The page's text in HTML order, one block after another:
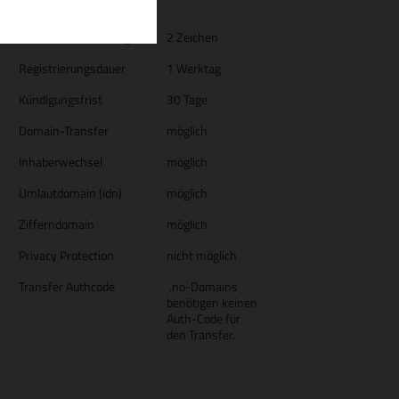
2 Zeichen
Registrierungsdauer
1 Werktag
Kündigungsfrist
30 Tage
Domain-Transfer
möglich
Inhaberwechsel
möglich
Umlautdomain (idn)
möglich
Zifferndomain
möglich
Privacy Protection
nicht möglich
Transfer Authcode
.no-Domains
benötigen keinen
Auth-Code für
den Transfer.